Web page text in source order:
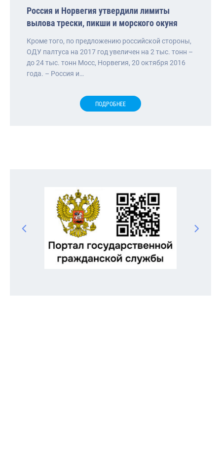
Россия и Норвегия утвердили лимиты
вылова трески, пикши и морского окуня
Кроме того, по предложению российской стороны,
ОДУ палтуса на 2017 год увеличен на 2 тыс. тонн –
до 24 тыс. тонн Мосс, Норвегия, 20 октября 2016
года. – Россия и…
ПОДРОБНЕЕ